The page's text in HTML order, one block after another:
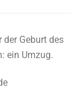
Geburt des
ein Umzug.